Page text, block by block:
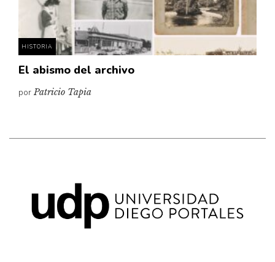
Personaje
Personajes secundarios
Política
Sociedad
Vidas paralelas
HISTORIA
El abismo del archivo
porPatricio Tapia